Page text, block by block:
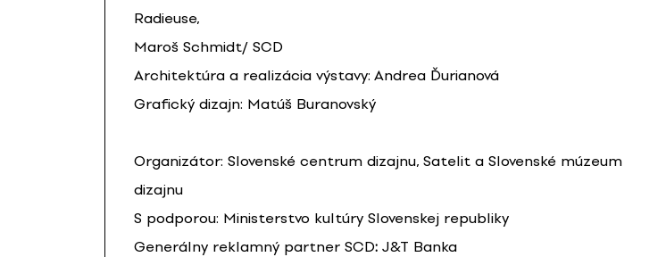
Radieuse,
Maroš Schmidt/ SCD
Architektúra a realizácia výstavy: Andrea Ďurianová
Grafický dizajn: Matúš Buranovský
Organizátor: Slovenské centrum dizajnu, Satelit a Slovenské múzeum
dizajnu
S podporou: Ministerstvo kultúry Slovenskej republiky
Generálny reklamný partner SCD: J&T Banka